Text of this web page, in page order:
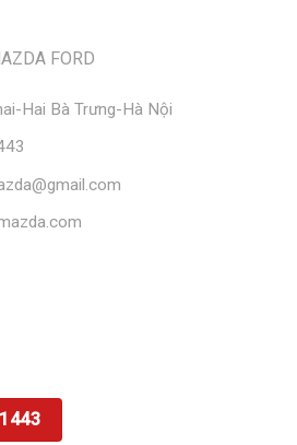
FORD
Hai Bà Trưng-Hà Nội